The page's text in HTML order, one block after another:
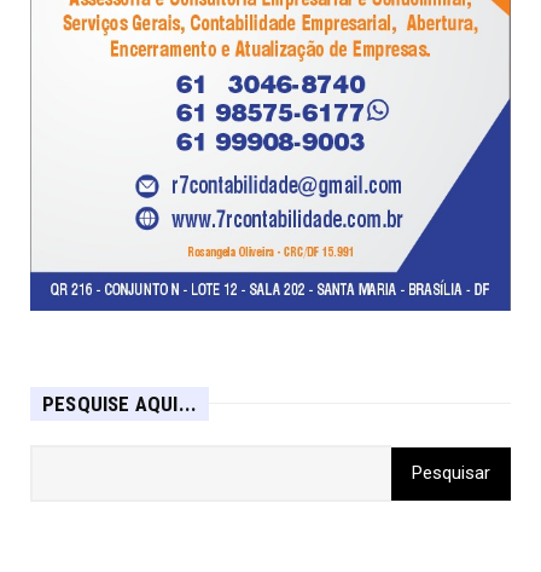
PESQUISE AQUI...